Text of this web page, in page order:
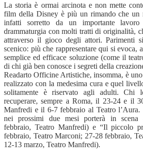
La storia è ormai arcinota e non mette
film della Disney è più un rimando che un
infatti sorretto da un importante
drammaturgia con molti tratti di originalità,
attraverso il gioco degli attori. Parimenti
scenico: più che rappresentare qui si evoca,
semplice ed efficace soluzione (come il
di chi già ben conosce i segreti della
Readarto Officine Artistiche, insomma, è
realizzato con la medesima cura e quel
solitamente è riservato agli adulti. Chi
recuperare, sempre a Roma, il 23-24 e il
Manfredi e il 6-7 febbraio al Teatro l’Aura.
nei prossimi due mesi porterà in scena
febbraio, Teatro Manfredi) e “Il piccolo
febbraio, Teatro Marconi; 27-28 febbraio,
12-13 marzo, Teatro Manfredi).